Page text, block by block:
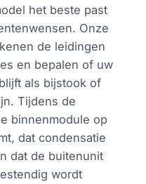
het beste past
Onze
de leidingen
en bepalen of uw
als bijstook of
Tijdens de
binnenmodule op
dat condensatie
dat de buitenunit
wordt